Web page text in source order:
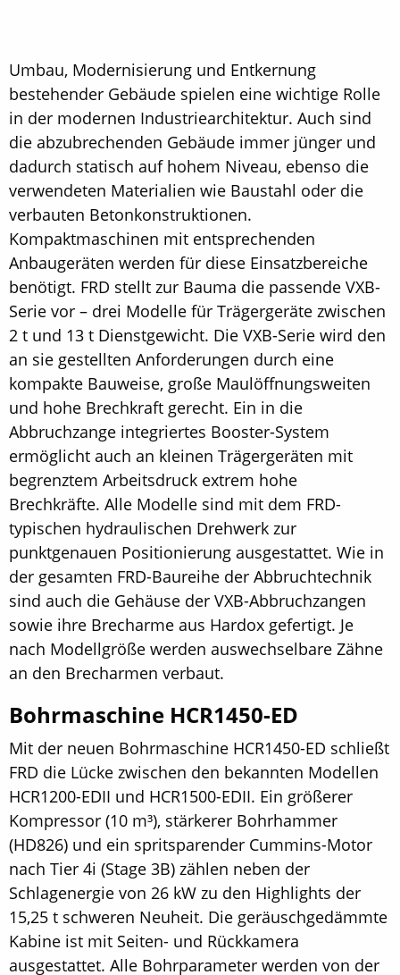
Umbau, Modernisierung und Entkernung
bestehender Gebäude spielen eine wichtige Rolle
in der modernen Industriearchitektur. Auch sind
die abzubrechenden Gebäude immer jünger und
dadurch statisch auf hohem Niveau, ebenso die
verwendeten Materialien wie Baustahl oder die
verbauten Betonkonstruktionen.
Kompaktmaschinen mit entsprechenden
Anbaugeräten werden für diese Einsatzbereiche
benötigt. FRD stellt zur Bauma die passende VXB-
Serie vor – drei Modelle für Trägergeräte zwischen
2 t und 13 t Dienstgewicht. Die VXB-Serie wird den
an sie gestellten Anforderungen durch eine
kompakte Bauweise, große Maulöffnungsweiten
und hohe Brechkraft gerecht. Ein in die
Abbruchzange integriertes Booster-System
ermöglicht auch an kleinen Trägergeräten mit
begrenztem Arbeitsdruck extrem hohe
Brechkräfte. Alle Modelle sind mit dem FRD-
typischen ­hydraulischen Drehwerk zur
punktgenauen Positionierung ausgestattet. Wie in
der gesamten FRD-Baureihe der Abbruchtechnik
sind auch die Gehäuse der VXB-Abbruchzangen
sowie ihre Brecharme aus Hardox gefertigt. Je
nach Modellgröße werden auswechselbare Zähne
an den Brecharmen verbaut.
Bohrmaschine HCR1450-ED
Mit der neuen Bohrmaschine HCR1450-ED schließt
FRD die Lücke zwischen den bekannten Modellen
HCR1200-EDII und HCR1500-EDII. Ein größerer
Kompressor (10 m³), stärkerer Bohrhammer
(HD826) und ein spritsparender Cummins-Motor
nach Tier 4i (Stage 3B) zählen neben der
Schlagenergie von 26 kW zu den Highlights der
15,25 t schweren Neuheit. Die geräuschgedämmte
Kabine ist mit Seiten- und Rückkamera
ausgestattet. Alle Bohrparameter werden von der